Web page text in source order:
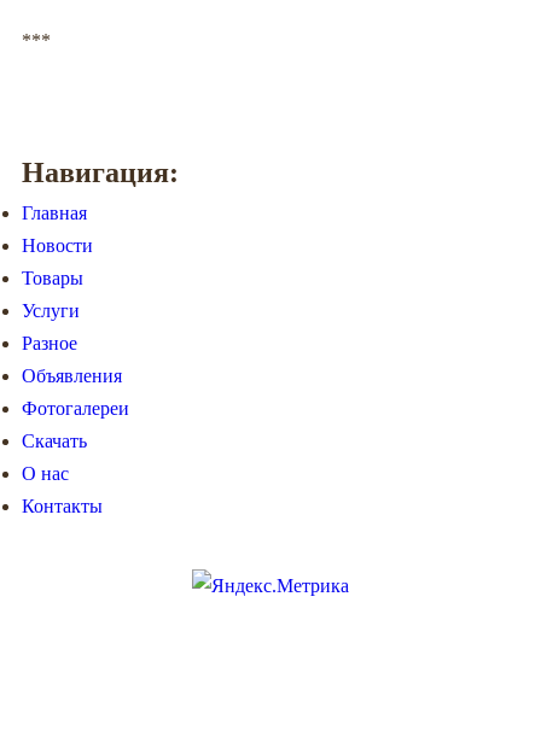
***
Навигация:
Главная
Новости
Товары
Услуги
Разное
Объявления
Фотогалереи
Скачать
О нас
Контакты